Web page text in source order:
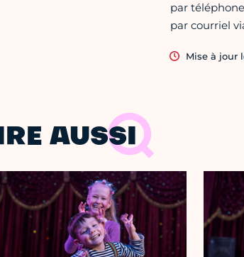
par
par courriel
Mise à jour
AUSSI